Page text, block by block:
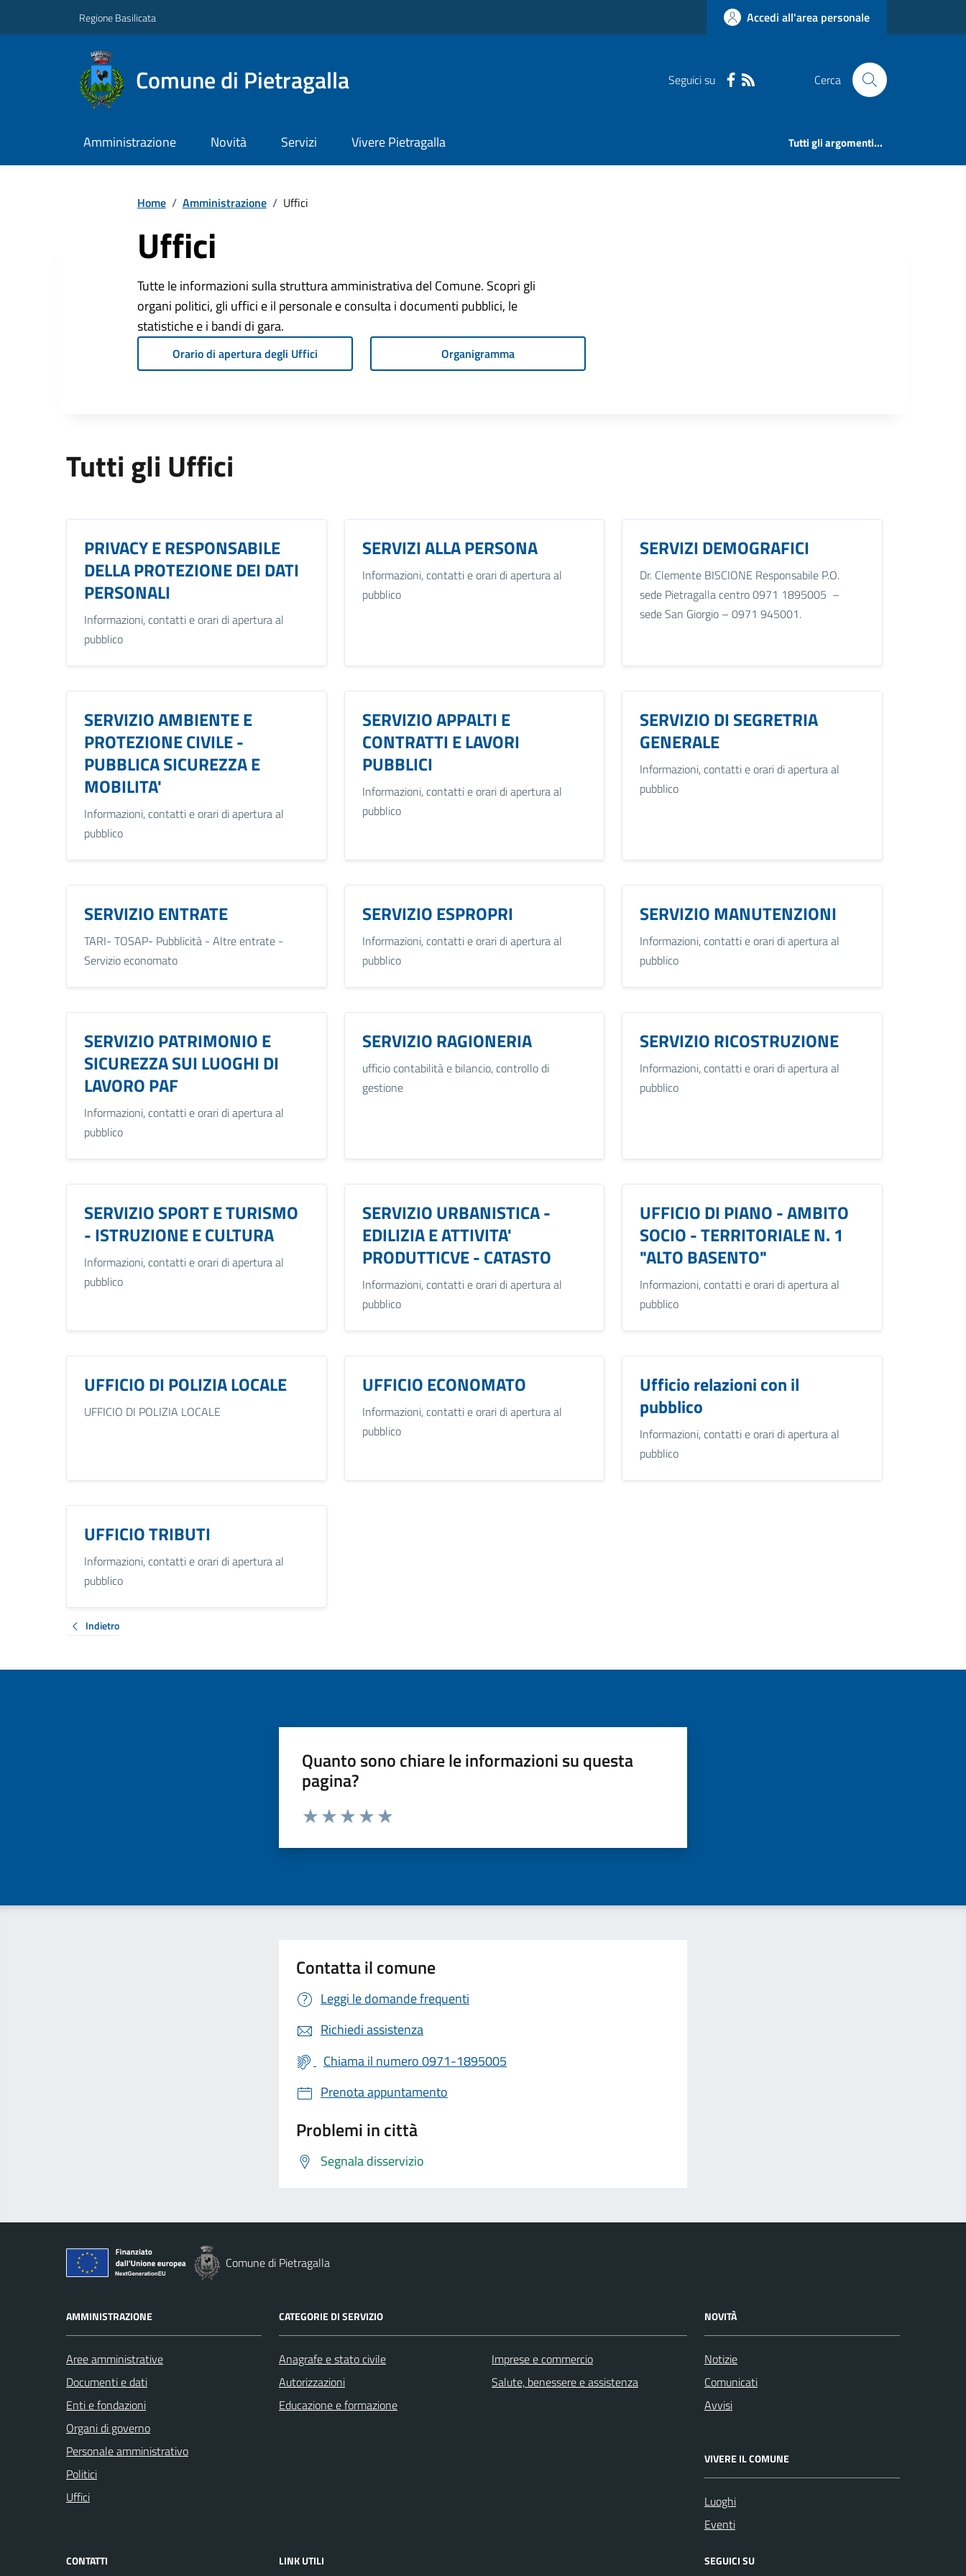
Regione Basilicata Accedi all'area personale
Comune di Pietragalla Seguici su Cerca
Amministrazione Novità Servizi Vivere Pietragalla Tutti gli argomenti...
Home / Amministrazione / Uffici
Uffici
Tutte le informazioni sulla struttura amministrativa del Comune. Scopri gli
organi politici, gli uffici e il personale e consulta i documenti pubblici, le
statistiche e i bandi di gara.
Orario di apertura degli Uffici Organigramma
Tutti gli Uffici
PRIVACY E RESPONSABILE
DELLA PROTEZIONE DEI DATI
PERSONALI
Informazioni, contatti e orari di apertura al
pubblico
SERVIZI ALLA PERSONA
Informazioni, contatti e orari di apertura al
pubblico
SERVIZI DEMOGRAFICI
Dr. Clemente BISCIONE Responsabile P.O.
sede Pietragalla centro 0971 1895005 –
sede San Giorgio – 0971 945001.
SERVIZIO AMBIENTE E
PROTEZIONE CIVILE -
PUBBLICA SICUREZZA E
MOBILITA'
Informazioni, contatti e orari di apertura al
pubblico
SERVIZIO APPALTI E
CONTRATTI E LAVORI
PUBBLICI
Informazioni, contatti e orari di apertura al
pubblico
SERVIZIO DI SEGRETRIA
GENERALE
Informazioni, contatti e orari di apertura al
pubblico
SERVIZIO ENTRATE
TARI- TOSAP- Pubblicità - Altre entrate -
Servizio economato
SERVIZIO ESPROPRI
Informazioni, contatti e orari di apertura al
pubblico
SERVIZIO MANUTENZIONI
Informazioni, contatti e orari di apertura al
pubblico
SERVIZIO PATRIMONIO E
SICUREZZA SUI LUOGHI DI
LAVORO PAF
Informazioni, contatti e orari di apertura al
pubblico
SERVIZIO RAGIONERIA
ufficio contabilità e bilancio, controllo di
gestione
SERVIZIO RICOSTRUZIONE
Informazioni, contatti e orari di apertura al
pubblico
SERVIZIO SPORT E TURISMO
- ISTRUZIONE E CULTURA
Informazioni, contatti e orari di apertura al
pubblico
SERVIZIO URBANISTICA -
EDILIZIA E ATTIVITA'
PRODUTTICVE - CATASTO
Informazioni, contatti e orari di apertura al
pubblico
UFFICIO DI PIANO - AMBITO
SOCIO - TERRITORIALE N. 1
"ALTO BASENTO"
Informazioni, contatti e orari di apertura al
pubblico
UFFICIO DI POLIZIA LOCALE
UFFICIO DI POLIZIA LOCALE
UFFICIO ECONOMATO
Informazioni, contatti e orari di apertura al
pubblico
Ufficio relazioni con il
pubblico
Informazioni, contatti e orari di apertura al
pubblico
UFFICIO TRIBUTI
Informazioni, contatti e orari di apertura al
pubblico
Indietro
Quanto sono chiare le informazioni su questa
pagina?
Valuta da 1 a 5 stelle la pagina
Contatta il comune
Leggi le domande frequenti
Richiedi assistenza
Chiama il numero 0971-1895005
Prenota appuntamento
Problemi in città
Segnala disservizio
Comune di Pietragalla
AMMINISTRAZIONE
Aree amministrative
Documenti e dati
Enti e fondazioni
Organi di governo
Personale amministrativo
Politici
Uffici
CATEGORIE DI SERVIZIO
Anagrafe e stato civile
Autorizzazioni
Educazione e formazione
Imprese e commercio
Salute, benessere e assistenza
NOVITÀ
Notizie
Comunicati
Avvisi
VIVERE IL COMUNE
Luoghi
Eventi
CONTATTI LINK UTILI SEGUICI SU